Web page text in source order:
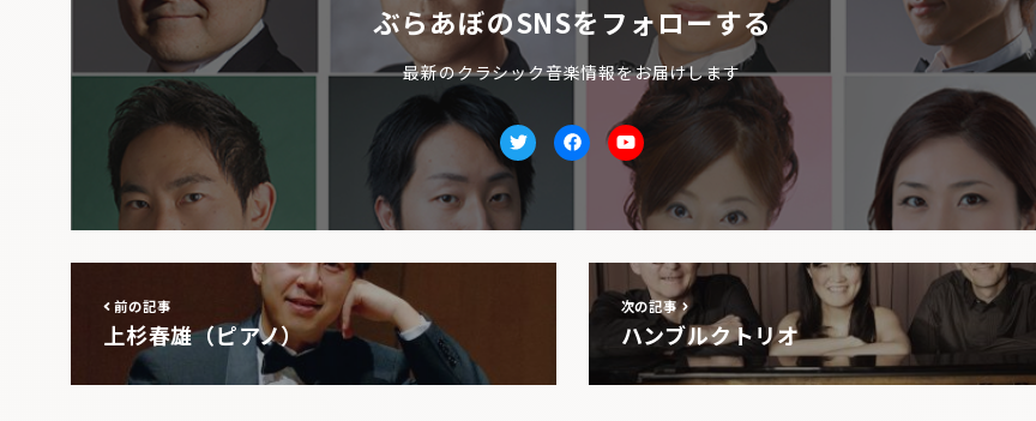
ぶらあぼのSNSをフォローする
最新のクラシック音楽情報をお届けします
TwitterfacebookYoutube
前の記事
上杉春雄（ピアノ）
次の記事
ハンブルクトリオ